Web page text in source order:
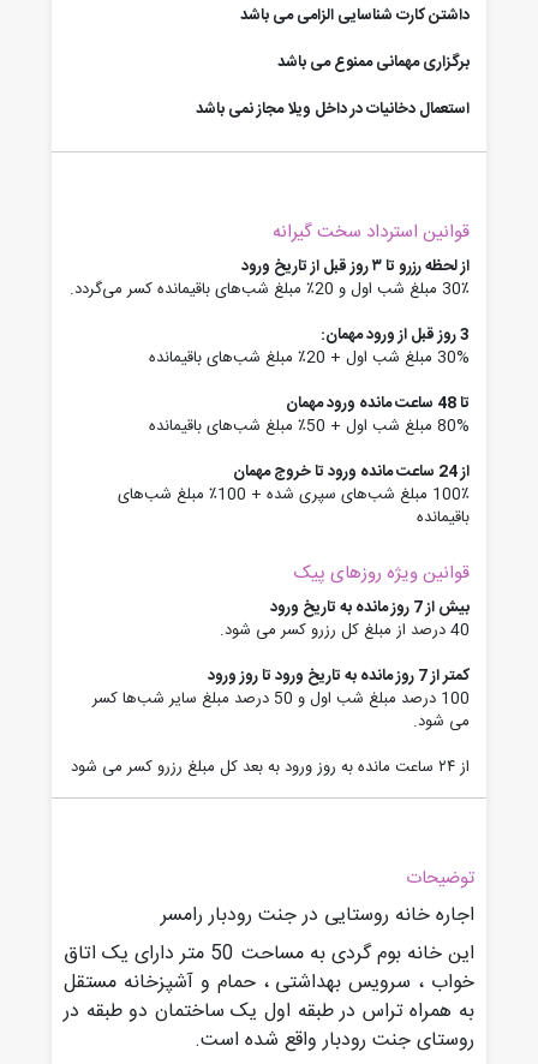
داشتن کارت شناسایی الزامی می باشد
برگزاری مهمانی ممنوع می باشد
استعمال دخانیات در داخل ویلا مجاز نمی باشد
قوانین استرداد سخت گیرانه
از لحظه رزرو تا ۳ روز قبل از تاریخ ورود
30٪ مبلغ شب اول و 20٪ مبلغ شب‌های باقیمانده کسر می‌گردد.
3 روز قبل از ورود مهمان:
30% مبلغ شب اول + 20٪ مبلغ شب‌های باقیمانده
تا 48 ساعت مانده ورود مهمان
80% مبلغ شب اول + 50٪ مبلغ شب‌های باقیمانده
از 24 ساعت مانده ورود تا خروج مهمان
100٪ مبلغ شب‌های سپری شده + 100٪ مبلغ شب‌های
باقیمانده
قوانین ویژه روزهای پیک
بیش از 7 روز مانده به تاریخ ورود
40 درصد از مبلغ کل رزرو کسر می شود.
کمتر از 7 روز مانده به تاریخ ورود تا روز ورود
100 درصد مبلغ شب اول و 50 درصد مبلغ سایر شب‌ها کسر
می شود.
از ۲۴ ساعت مانده به روز ورود به بعد کل مبلغ رزرو کسر می شود
توضیحات
اجاره خانه روستایی در جنت رودبار رامسر
این خانه بوم گردی به مساحت 50 متر دارای یک اتاق
خواب ، سرویس بهداشتی ، حمام و آشپزخانه مستقل
به همراه تراس در طبقه اول یک ساختمان دو طبقه در
روستای جنت رودبار واقع شده است.